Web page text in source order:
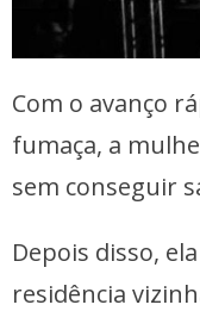
Com o avanço
fumaça, a
sem conseguir
Depois disso,
residência